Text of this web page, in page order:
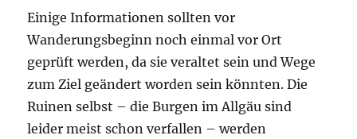
Einige Informationen sollten vor
Wanderungsbeginn noch einmal vor Ort
geprüft werden, da sie veraltet sein und Wege
zum Ziel geändert worden sein könnten. Die
Ruinen selbst – die Burgen im Allgäu sind
leider meist schon verfallen – werden